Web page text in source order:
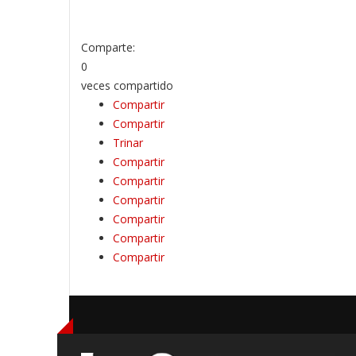
Comparte:
0
veces compartido
Compartir
Compartir
Trinar
Compartir
Compartir
Compartir
Compartir
Compartir
Compartir